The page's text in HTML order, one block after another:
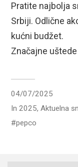
Pratite najbolja
Srbiji. Odlične
kućni budžet.
Značajne
04/07/2025
In2025,Aktuelna
pepco